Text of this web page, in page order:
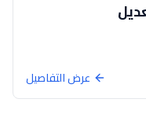
عرض التفاصيل